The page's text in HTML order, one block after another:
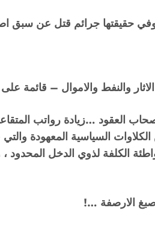
وفي حقيقتها جرائم قتل عن سبق
والنفط والاموال – قائمة
العقود …زيادة رواتب
السياسية المعهودة
الكلفة لذوي الدخل المحدود
الارصفة …!